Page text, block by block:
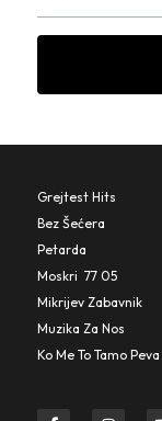
Grejtest Hits
Bez Šećera
Petarda
Moskri  77 05
Mikrijev Zabavnik
Muzika Za Nos
Ko Me To Tamo Peva